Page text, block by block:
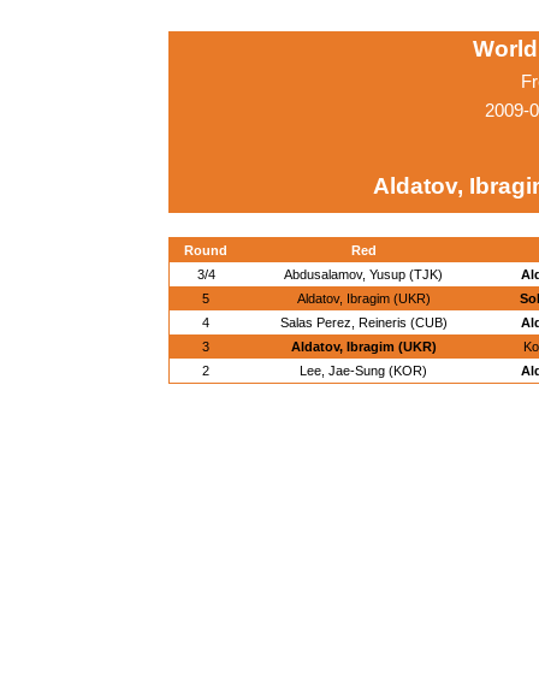
2009-
Aldatov,
Round
Red
3/4
Abdusalamov, Yusup (TJK)
5
Aldatov, Ibragim (UKR)
4
Salas Perez, Reineris (CUB)
3
Aldatov, Ibragim (UKR)
2
Lee, Jae-Sung (KOR)